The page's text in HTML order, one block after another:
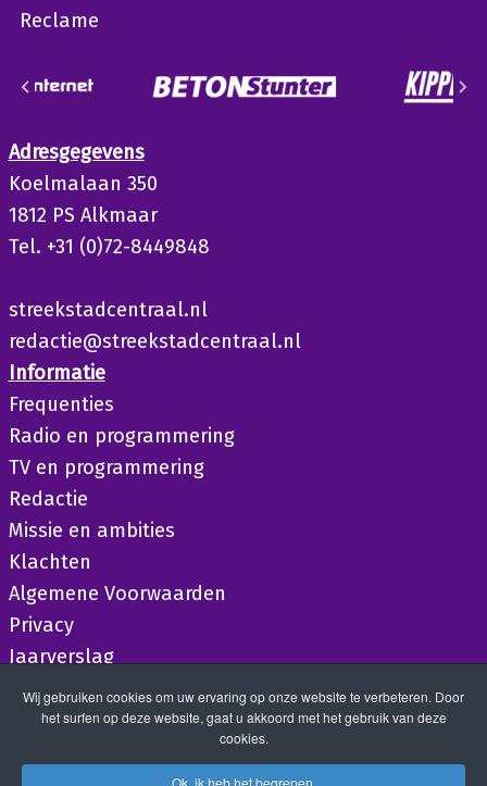
Reclame
Adresgegevens
Koelmalaan 350
1812 PS Alkmaar
Tel. +31 (0)72-8449848
streekstadcentraal.nl
redactie@streekstadcentraal.nl
Informatie
Frequenties
Radio en programmering
TV en programmering
Redactie
Missie en ambities
Klachten
Algemene Voorwaarden
Privacy
Jaarverslag
Wij gebruiken cookies om uw ervaring op onze website te verbeteren. Door
het surfen op deze website, gaat u akkoord met het gebruik van deze
cookies.
Ok, ik heb het begrepen.